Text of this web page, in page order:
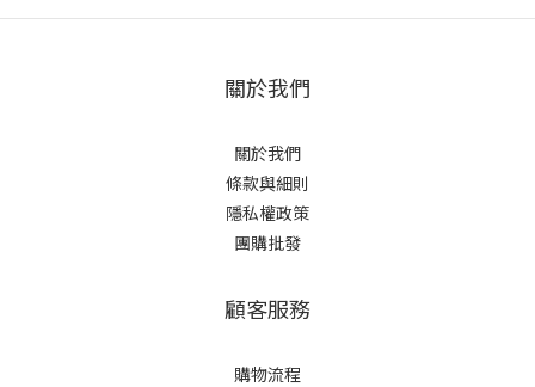
關於我們
關於我們
條款與細則
隱私權政策
團購批發
顧客服務
購物流程